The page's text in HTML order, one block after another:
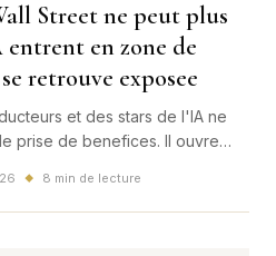
Street ne peut plus
entrent en zone de
retrouve exposee
et des stars de l'IA ne
prise de benefices. Il ouvre
de ton?
◆ 8 min de lecture